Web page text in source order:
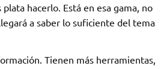
hacerlo. Está en esa gama, no
a saber lo suficiente del tema
Tienen más herramientas,